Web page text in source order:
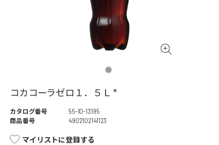
コカコーラゼロ１．５Ｌ *
カタログ番号
55-10-13195
商品番号
4902102141123
マイリストに登録する